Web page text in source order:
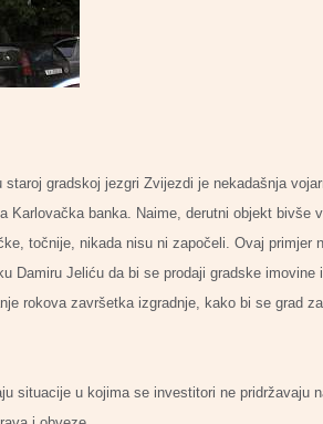
gradskoj jezgri Zvijezdi je nekadašnja
Karlovačka banka. Naime, derutni objekt bivše
točnije, nikada nisu ni započeli. Ovaj primjer
Damiru Jeliću da bi se prodaji gradske
rokova završetka izgradnje, kako bi se grad
situacije u kojima se investitori ne pridržavaju